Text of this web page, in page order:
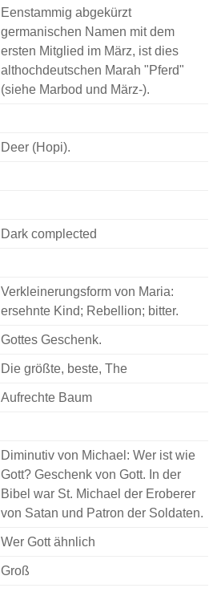
Eenstammig abgekürzt
germanischen Namen mit dem
ersten Mitglied im März, ist dies
althochdeutschen Marah "Pferd"
(siehe Marbod und März-).
Deer (Hopi).
Dark complected
Verkleinerungsform von Maria:
ersehnte Kind; Rebellion; bitter.
Gottes Geschenk.
Die größte, beste, The
Aufrechte Baum
Diminutiv von Michael: Wer ist wie
Gott? Geschenk von Gott. In der
Bibel war St. Michael der Eroberer
von Satan und Patron der Soldaten.
Wer Gott ähnlich
Groß